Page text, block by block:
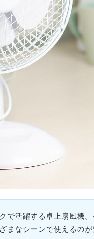
で活躍する卓上扇風機
まなシーンで使えるの